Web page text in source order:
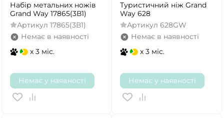
Набір метальних ножів
Grand Way 17865(3В1)
Артикул 17865(3В1)
Немає в наявності
x 3 міс.
Немає у наявності
Туристичний ніж Grand
Way 628
Артикул 628GW
Немає в наявності
x 3 міс.
Немає у наявності